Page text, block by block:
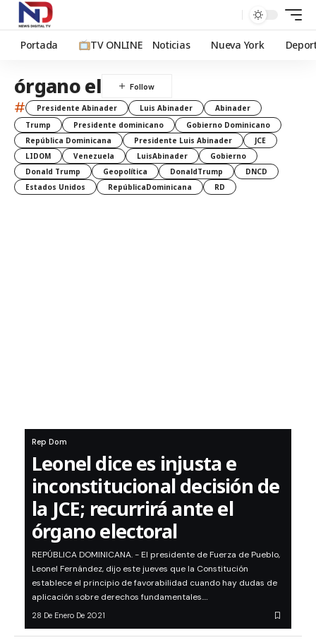
Portada TV ONLINE Noticias Nueva York
órgano el
# Presidente Abinader Luis Abinader
Abinader
Trump
Presidente dominicano
Gobierno Dominicano
República Dominicana
Presidente Luis Abinader
JCE
LIDOM
Venezuela LuisAbinader
Gobierno
Donald Trump
Geopolítica DonaldTrump
DNCD
Estados Unidos
RepúblicaDominicana RD
Rep Dom
Leonel dice es injusta e
inconstitucional decisión de
la JCE; recurrirá ante el
órgano electoral
REPÚBLICA DOMINICANA. - El presidente de Fuerza de Pueblo,
Leonel Fernández, dijo este jueves que la Constitución
establece el principio de favorabilidad cuando hay dudas de
aplicación sobre derechos fundamentales.…
28 De Enero De 2021